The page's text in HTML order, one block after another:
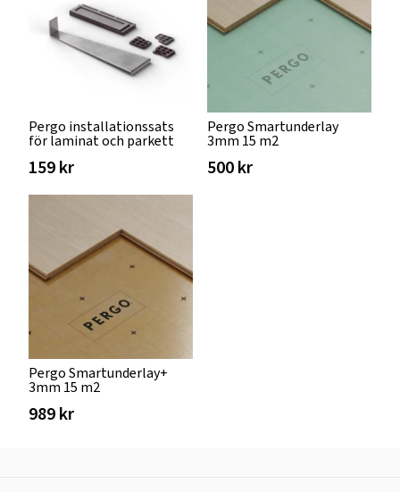
Pergo installationssats
för laminat och parkett
159 kr
Pergo Smartunderlay
3mm 15 m2
500 kr
Pergo Smartunderlay+
3mm 15 m2
989 kr